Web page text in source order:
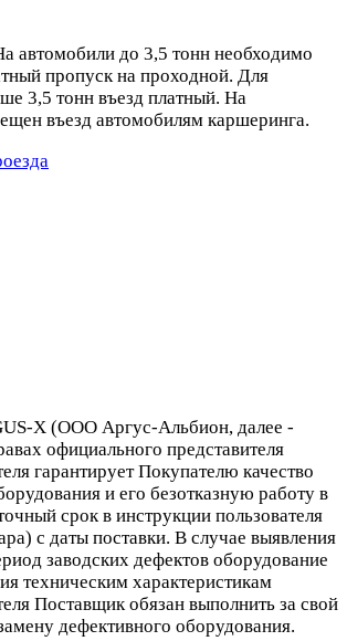
автомобили до 3,5 тонн необходимо
пропуск на проходной. Для
3,5 тонн въезд платный. На
въезд автомобилям каршеринга.
X (ООО Аргус-Альбион, далее -
официального представителя
гарантирует Покупателю качество
и его безотказную работу в
срок в инструкции пользователя
с даты поставки. В случае выявления
заводских дефектов оборудование
техническим характеристикам
Поставщик обязан выполнить за свой
дефективного оборудования.